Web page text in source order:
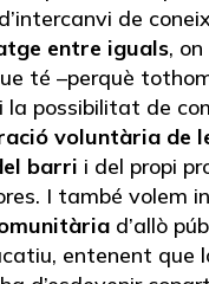
de
entre iguals,
té –perquè
la possibilitat de
voluntària de
barri i del propi
I també volem
d’allò
entenent que